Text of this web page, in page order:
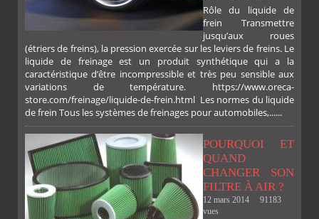
Rôle du liquide de
frein Transmettre
jusqu’aux roues
(étriers de freins), la pression exercée sur les leviers de freins. Le
liquide de freinage est un produit synthétique qui a la
caractéristique d’être incompressible et très peu sensible aux
variations de température. https://www.oreca-
store.com/freinage/liquide-de-frein.html Les normes du liquide
de frein Tous les systèmes de freinages pour automobiles,......
POURQUOI ET
QUAND
CHANGER SON
FILTRE À AIR ?
12 mars 2014
91183
vues